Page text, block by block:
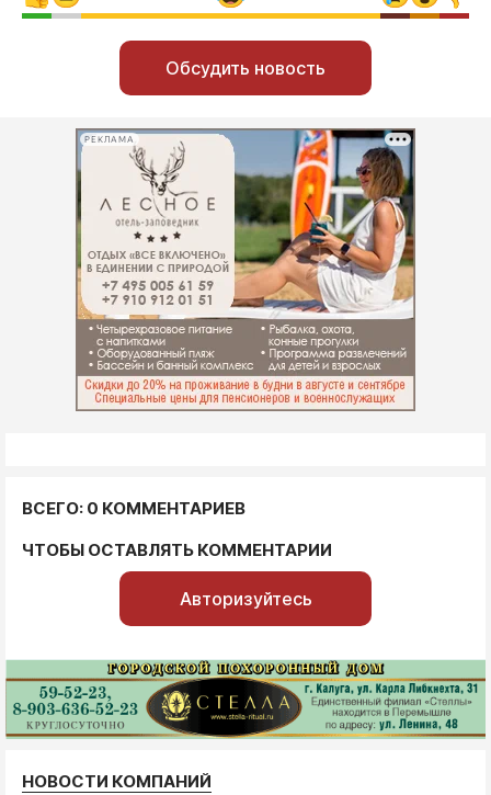
Обсудить новость
РЕКЛАМА
ВСЕГО: 0 КОММЕНТАРИЕВ
ЧТОБЫ ОСТАВЛЯТЬ КОММЕНТАРИИ
Авторизуйтесь
НОВОСТИ КОМПАНИЙ